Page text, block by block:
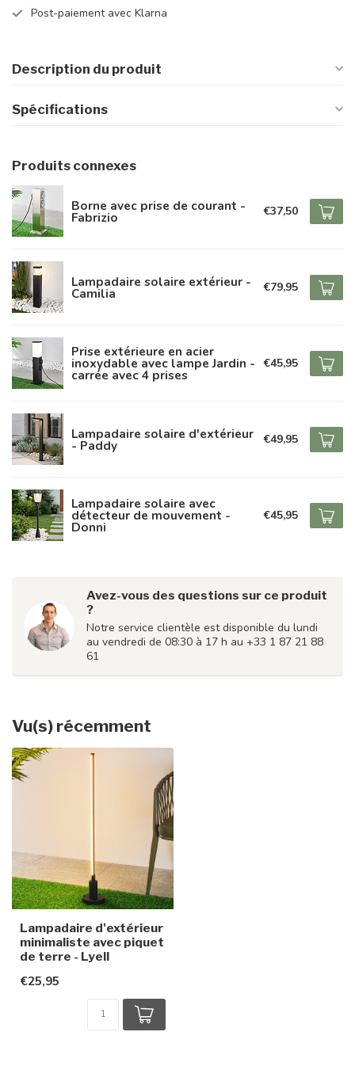
Post-paiement avec Klarna
Description du produit
Spécifications
Produits connexes
Borne avec prise de courant -
Fabrizio €37,50
Lampadaire solaire extérieur -
Camilia €79,95
Prise extérieure en acier
inoxydable avec lampe Jardin -
carrée avec 4 prises
€45,95
Lampadaire solaire d'extérieur
- Paddy €49,95
Lampadaire solaire avec
détecteur de mouvement -
Donni
€45,95
Avez-vous des questions sur ce produit
?
Notre service clientèle est disponible du lundi
au vendredi de 08:30 à 17 h au +33 1 87 21 88
61
Vu(s) récemment
Lampadaire d'extérieur
minimaliste avec piquet
de terre - Lyell
€25,95